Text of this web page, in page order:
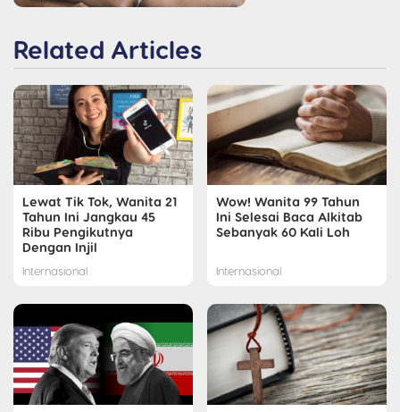
Related Articles
Lewat Tik Tok, Wanita 21
Tahun Ini Jangkau 45
Ribu Pengikutnya
Dengan Injil
Internasional
Wow! Wanita 99 Tahun
Ini Selesai Baca Alkitab
Sebanyak 60 Kali Loh
Internasional